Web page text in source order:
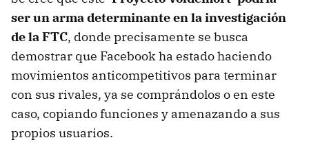
ser un arma determinante en la investigación
de la FTC, donde precisamente se busca
demostrar que Facebook ha estado haciendo
movimientos anticompetitivos para terminar
con sus rivales, ya se comprándolos o en este
caso, copiando funciones y amenazando a sus
propios usuarios.